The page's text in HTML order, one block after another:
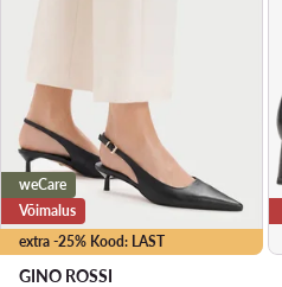
extra -25% Kood: LAST
weCare
Võimalus
GINO ROSSI